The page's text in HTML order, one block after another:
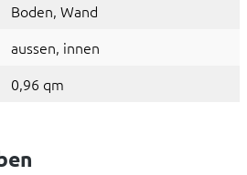
Boden, Wand
aussen, innen
0,96 qm